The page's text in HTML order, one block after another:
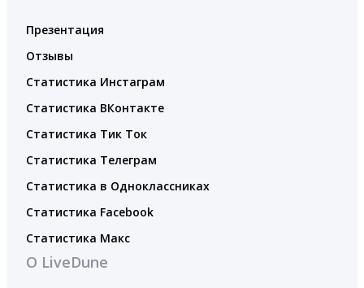
Презентация
Отзывы
Статистика Инстаграм
Статистика ВКонтакте
Статистика Тик Ток
Статистика Телеграм
Статистика в Одноклассниках
Статистика Facebook
Статистика Макс
О LiveDune